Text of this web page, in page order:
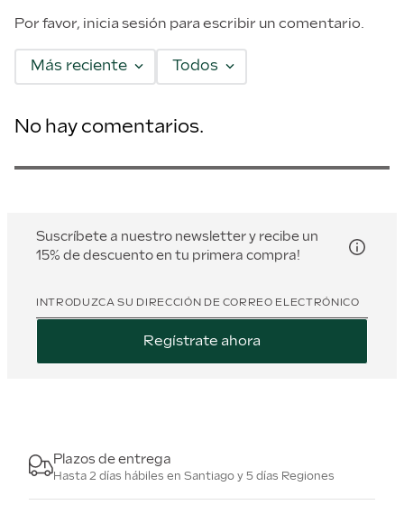
Por favor, inicia sesión para escribir un comentario.
Más reciente Todos
No hay comentarios.
Suscríbete a nuestro newsletter y recibe un
15% de descuento en tu primera compra!
INTRODUZCA SU DIRECCIÓN DE CORREO ELECTRÓNICO
Regístrate ahora
Plazos de entrega
Hasta 2 días hábiles en Santiago y 5 días Regiones